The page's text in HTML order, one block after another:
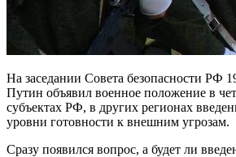
На заседании Совета безопасности РФ
Путин объявил военное положение в
субъектах РФ, в других регионах
уровни готовности к внешним угрозам.
Сразу появился вопрос, а будет ли